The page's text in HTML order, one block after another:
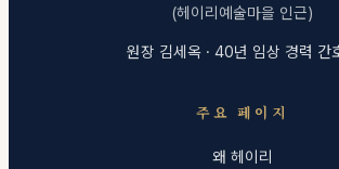
(헤이리예술마을 인근)
원장 김세옥 · 40년 임상 경력 간
주요 페이지
왜 헤이리